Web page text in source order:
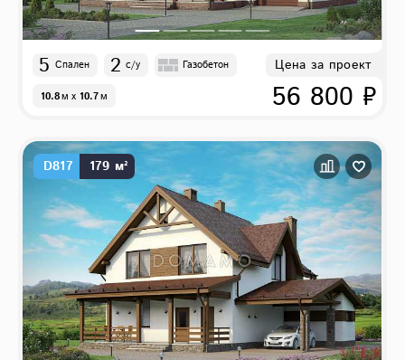
5 Спален 2 с/у Газобетон
10.8м x 10.7м
Цена за проект
56 800 ₽
D817 179 м²